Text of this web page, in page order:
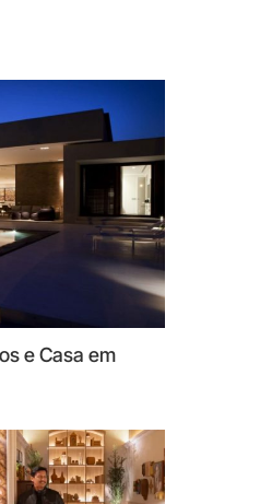
e Casa em